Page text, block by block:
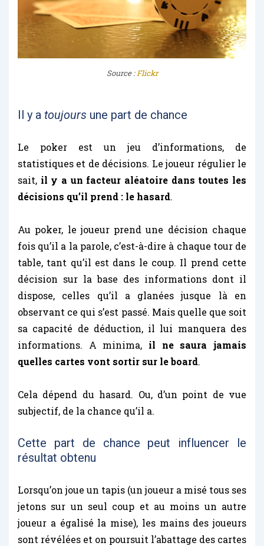
Source : Flickr
Il y a toujours une part de chance
Le poker est un jeu d’informations, de
statistiques et de décisions. Le joueur régulier le
sait, il y a un facteur aléatoire dans toutes les
décisions qu’il prend : le hasard.
Au poker, le joueur prend une décision chaque
fois qu’il a la parole, c’est-à-dire à chaque tour de
table, tant qu’il est dans le coup. Il prend cette
décision sur la base des informations dont il
dispose, celles qu’il a glanées jusque là en
observant ce qui s’est passé. Mais quelle que soit
sa capacité de déduction, il lui manquera des
informations. A minima, il ne saura jamais
quelles cartes vont sortir sur le board.
Cela dépend du hasard. Ou, d’un point de vue
subjectif, de la chance qu’il a.
Cette part de chance peut influencer le
résultat obtenu
Lorsqu’on joue un tapis (un joueur a misé tous ses
jetons sur un seul coup et au moins un autre
joueur a égalisé la mise), les mains des joueurs
sont révélées et on poursuit l’abattage des cartes